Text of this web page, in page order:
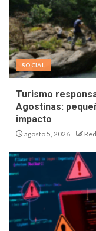
SOCIAL
Turismo
Agostinas:
impacto
agosto 5, 2026